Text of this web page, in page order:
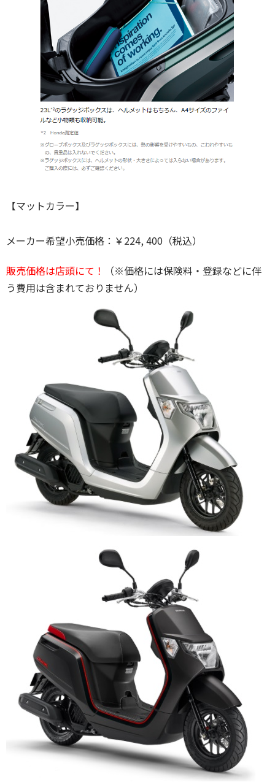
【マットカラー】
メーカー希望小売価格：￥224, 400（税込）
販売価格は店頭にて！
（※価格には保険料・登録などに伴
う費用は含まれておりません）